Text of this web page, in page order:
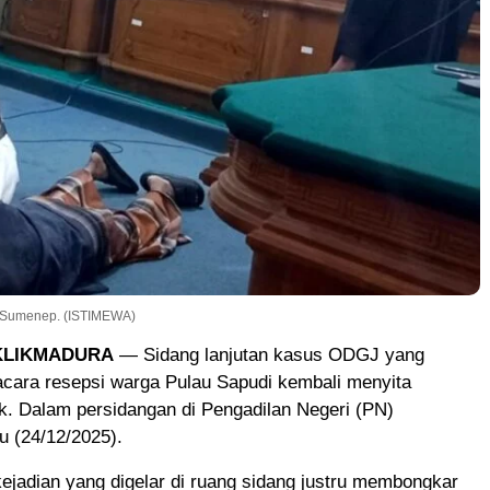
(ISTIMEWA)
— Sidang lanjutan kasus ODGJ yang
resepsi warga Pulau Sapudi kembali menyita
Dalam persidangan di Pengadilan Negeri (PN)
(24/12/2025).
yang digelar di ruang sidang justru membongkar